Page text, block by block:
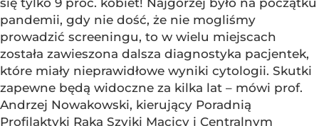
się tylko 9 proc. kobiet! Najgorzej było na początku
pandemii, gdy nie dość, że nie mogliśmy
prowadzić screeningu, to w wielu miejscach
została zawieszona dalsza diagnostyka pacjentek,
które miały nieprawidłowe wyniki cytologii. Skutki
zapewne będą widoczne za kilka lat – mówi prof.
Andrzej Nowakowski, kierujący Poradnią
Profilaktyki Raka Szyjki Macicy i Centralnym